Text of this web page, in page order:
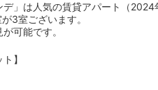
」は人気の賃貸アパート（2024
3室ございます。
可能です。
】